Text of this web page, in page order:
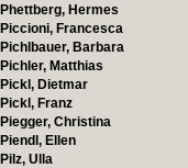
Phettberg, Hermes
Piccioni, Francesca
Pichlbauer, Barbara
Pichler, Matthias
Pickl, Dietmar
Pickl, Franz
Piegger, Christina
Piendl, Ellen
Pilz, Ulla